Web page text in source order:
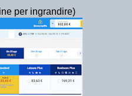
per ingrandire)